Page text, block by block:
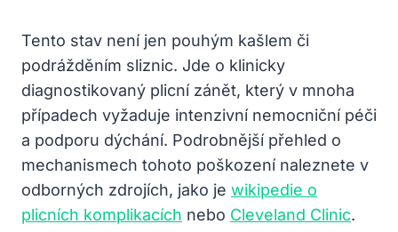
Tento stav není jen pouhým kašlem či
podrážděním sliznic. Jde o klinicky
diagnostikovaný plicní zánět, který v mnoha
případech vyžaduje intenzivní nemocniční péči
a podporu dýchání. Podrobnější přehled o
mechanismech tohoto poškození naleznete v
odborných zdrojích, jako je wikipedie o
plicních komplikacích nebo Cleveland Clinic.